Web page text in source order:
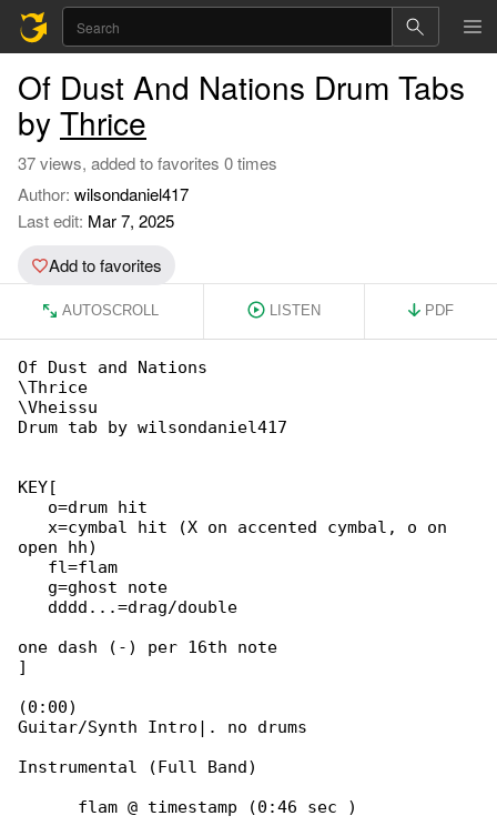
Of Dust And Nations Drum Tabs
by Thrice
37 views, added to favorites 0 times
Author: wilsondaniel417
Last edit: Mar 7, 2025
Add to favorites
AUTOSCROLL LISTEN PDF
Of Dust and Nations
\Thrice
\Vheissu
Drum tab by wilsondaniel417
KEY[
   o=drum hit
   x=cymbal hit (X on accented cymbal, o on
open hh)
   fl=flam
   g=ghost note
   dddd...=drag/double
one dash (-) per 16th note
]
(0:00)
Guitar/Synth Intro|. no drums
Instrumental (Full Band)
      flam @ timestamp (0:46 sec )